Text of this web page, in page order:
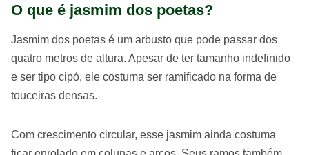
O que é jasmim dos poetas?
Jasmim dos poetas é um arbusto que pode passar dos
quatro metros de altura. Apesar de ter tamanho indefinido
e ser tipo cipó, ele costuma ser ramificado na forma de
touceiras densas.
Com crescimento circular, esse jasmim ainda costuma